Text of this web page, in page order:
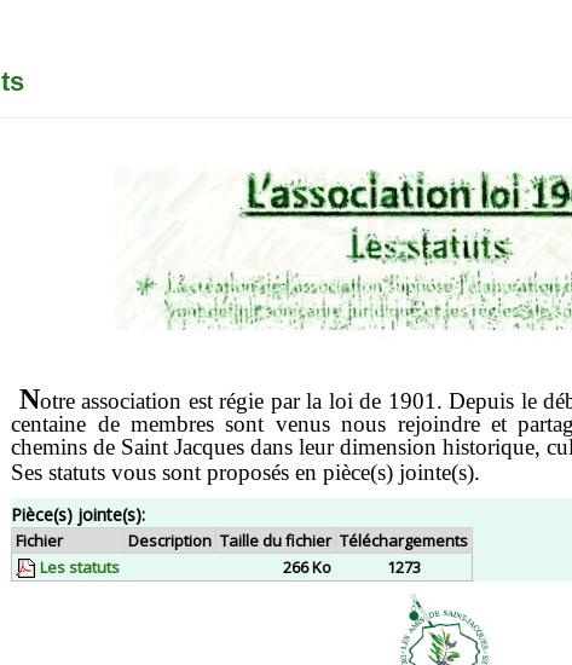
Notre association est régie par la loi de 1901. Depuis le
centaine de membres sont venus nous rejoindre et
chemins de Saint Jacques dans leur dimension historique,
Ses statuts vous sont proposés en pièce(s) jointe(s).
Pièce(s) jointe(s):
Fichier Description Taille du fichier Téléchargements
Les statuts
266 Ko 1273